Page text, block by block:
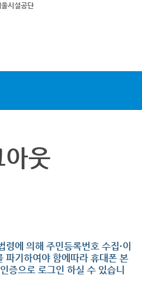
웃
령에 의해 주민등록번호 수집·이
파기하여야 함에따라 휴대폰 본
증으로 로그인 하실 수 있습니